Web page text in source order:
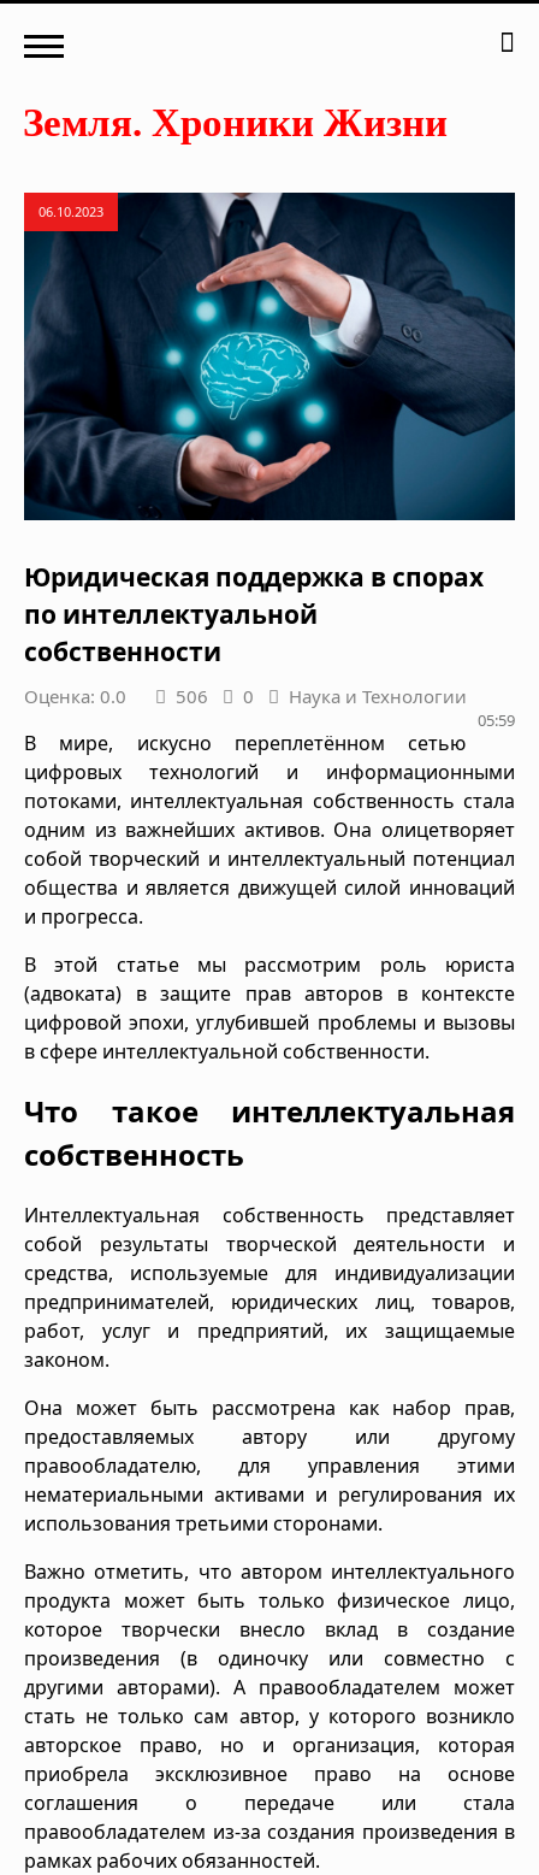
06.10.2023
Юридическая поддержка в спорах
по интеллектуальной
собственности
Оценка: 0.0 506 0 Наука и Технологии
05:59
В мире, искусно переплетённом сетью
цифровых технологий и информационными
потоками, интеллектуальная собственность стала
одним из важнейших активов. Она олицетворяет
собой творческий и интеллектуальный потенциал
общества и является движущей силой инноваций
и прогресса.
В этой статье мы рассмотрим роль юриста
(адвоката) в защите прав авторов в контексте
цифровой эпохи, углубившей проблемы и вызовы
в сфере интеллектуальной собственности.
Что такое интеллектуальная
собственность
Интеллектуальная собственность представляет
собой результаты творческой деятельности и
средства, используемые для индивидуализации
предпринимателей, юридических лиц, товаров,
работ, услуг и предприятий, их защищаемые
законом.
Она может быть рассмотрена как набор прав,
предоставляемых автору или другому
правообладателю, для управления этими
нематериальными активами и регулирования их
использования третьими сторонами.
Важно отметить, что автором интеллектуального
продукта может быть только физическое лицо,
которое творчески внесло вклад в создание
произведения (в одиночку или совместно с
другими авторами). А правообладателем может
стать не только сам автор, у которого возникло
авторское право, но и организация, которая
приобрела эксклюзивное право на основе
соглашения о передаче или стала
правообладателем из-за создания произведения в
рамках рабочих обязанностей.